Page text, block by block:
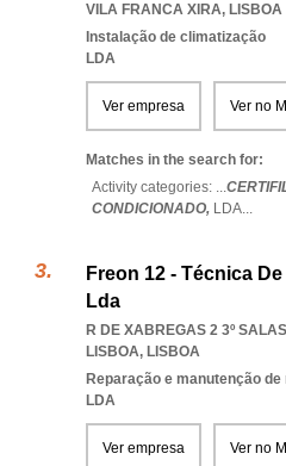
VILA FRANCA XIRA, LISBOA
Instalação de climatização
LDA
Ver empresa Ver no
Matches in the search for:
Activity categories: ...
CONDICIONADO, LDA...
Freon 12 - Técnica
Lda
R DE XABREGAS 2 3º
LISBOA, LISBOA
Reparação e manutenção
LDA
Ver empresa Ver no